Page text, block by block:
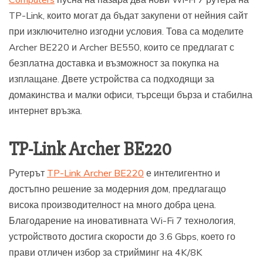
TP-Link, които могат да бъдат закупени от нейния сайт
при изключително изгодни условия. Това са моделите
Archer BE220 и Archer BE550, които се предлагат с
безплатна доставка и възможност за покупка на
изплащане. Двете устройства са подходящи за
домакинства и малки офиси, търсещи бърза и стабилна
интернет връзка.
TP-Link Archer BE220
Рутерът TP-Link Archer BE220 е интелигентно и
достъпно решение за модерния дом, предлагащо
висока производителност на много добра цена.
Благодарение на иновативната Wi-Fi 7 технология,
устройството достига скорости до 3.6 Gbps, което го
прави отличен избор за стрийминг на 4K/8K